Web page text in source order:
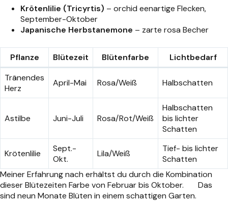
Krötenlilie (Tricyrtis) – orchid eenartige Flecken,
September-Oktober
Japanische Herbstanemone – zarte rosa Becher
Pflanze Blütezeit Blütenfarbe
Lichtbedarf
Tränendes
Herz
April-Mai Rosa/Weiß Halbschatten
Astilbe Juni-Juli Rosa/Rot/Weiß
Halbschatten
bis lichter
Schatten
Krötenlilie
Sept.-
Okt.
Lila/Weiß
Tief- bis lichter
Schatten
Meiner Erfahrung nach erhältst du durch die Kombination
dieser Blütezeiten Farbe von Februar bis Oktober.
Das
sind neun Monate Blüten in einem schattigen Garten.